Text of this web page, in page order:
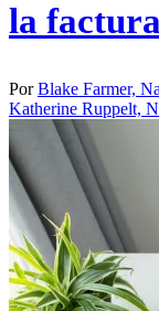
la
PorBlake Farmer,
Katherine Ruppelt,